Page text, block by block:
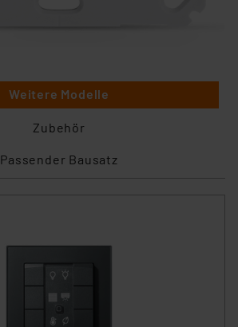
Weitere Modelle
Zubehör
Passender Bausatz